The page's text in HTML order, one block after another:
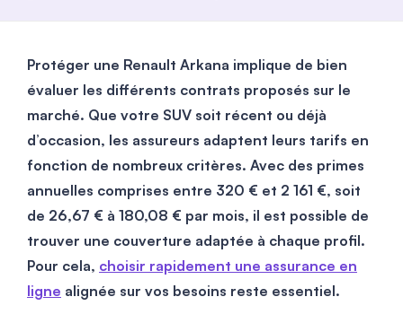
Protéger une Renault Arkana implique de bien
évaluer les différents contrats proposés sur le
marché. Que votre SUV soit récent ou déjà
d’occasion, les assureurs adaptent leurs tarifs en
fonction de nombreux critères. Avec des primes
annuelles comprises entre 320 € et 2 161 €, soit
de 26,67 € à 180,08 € par mois, il est possible de
trouver une couverture adaptée à chaque profil.
Pour cela, choisir rapidement une assurance en
ligne alignée sur vos besoins reste essentiel.